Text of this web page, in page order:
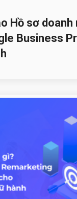
Hồ sơ doanh
Business